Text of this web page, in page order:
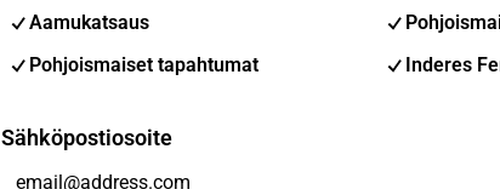
Aamukatsaus
Pohjoismaiset tapahtumat
Inderes
Sähköpostiosoite